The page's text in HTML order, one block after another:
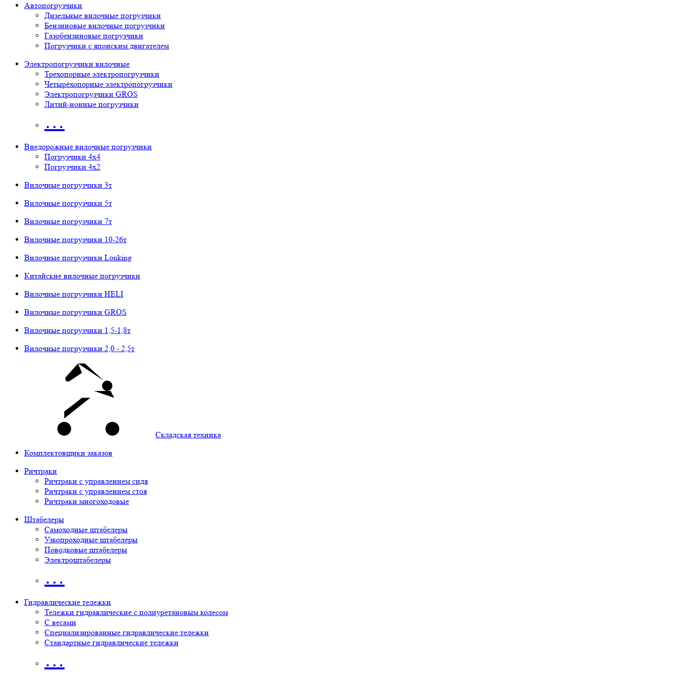
Автопогрузчики
Дизельные вилочные погрузчики
Бензиновые вилочные погрузчики
Газобензиновые погрузчики
Погрузчики с японским двигателем
Электропогрузчики вилочные
Трехопорные электропогрузчики
Четырёхопорные электропогрузчики
Электропогрузчики GROS
Литий-ионные погрузчики
…
Внедорожные вилочные погрузчики
Погрузчики 4х4
Погрузчики 4х2
Вилочные погрузчики 3т
Вилочные погрузчики 5т
Вилочные погрузчики 7т
Вилочные погрузчики 10-26т
Вилочные погрузчики Lonking
Китайские вилочные погрузчики
Вилочные погрузчики HELI
Вилочные погрузчики GROS
Вилочные погрузчики 1,5-1,8т
Вилочные погрузчики 2,0 - 2,5т
Складская техника
Комплектовщики заказов
Ричтраки
Ричтраки с управлением сидя
Ричтраки с управлением стоя
Ричтраки многоходовые
Штабелеры
Самоходные штабелеры
Узкопроходные штабелеры
Поводковые штабелеры
Электроштабелеры
…
Гидравлические тележки
Тележки гидравлические с полиуретановым колесом
С весами
Специализированные гидравлические тележки
Стандартные гидравлические тележки
…